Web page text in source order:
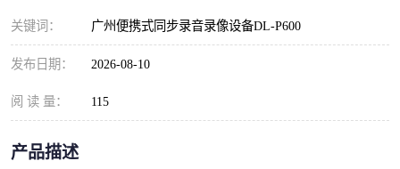
关键词： 广州便携式同步录音录像设备DL-P600
发布日期： 2026-08-10
阅 读 量： 115
产品描述